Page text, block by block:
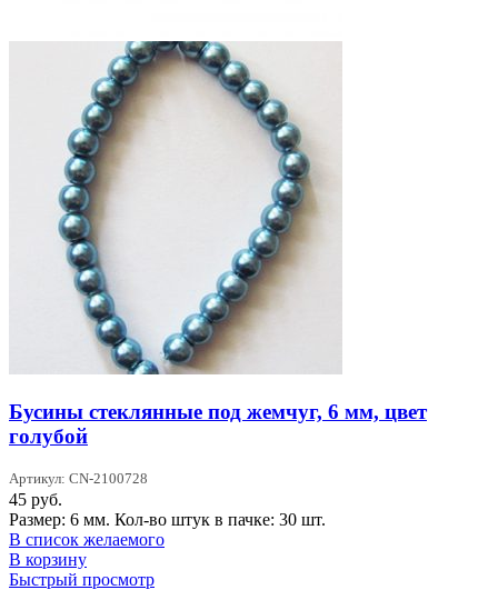
Бусины стеклянные под жемчуг, 6 мм, цвет
голубой
Артикул: CN-2100728
45 руб.
Размер: 6 мм. Кол-во штук в пачке: 30 шт.
В список желаемого
В корзину
Быстрый просмотр